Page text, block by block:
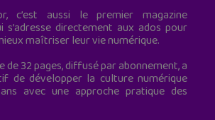
c’est aussi le premier magazine
s’adresse directement aux ados pour
maîtriser leur vie numérique.
de 32 pages, diffusé par abonnement, a
de développer la culture numérique
avec une approche pratique des